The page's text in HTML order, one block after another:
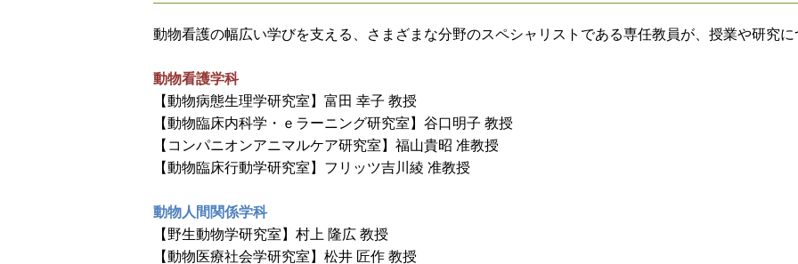
動物看護の幅広い学びを支える、さまざまな分野のスペシャリストである専任教員が、授業や研究に
動物看護学科
【動物病態生理学研究室】富田 幸子 教授
【動物臨床内科学・ｅラーニング研究室】谷口明子 教授
【コンパニオンアニマルケア研究室】福山貴昭 准教授
【動物臨床行動学研究室】フリッツ吉川綾 准教授
動物人間関係学科
【野生動物学研究室】村上 隆広 教授
【動物医療社会学研究室】松井 匠作 教授